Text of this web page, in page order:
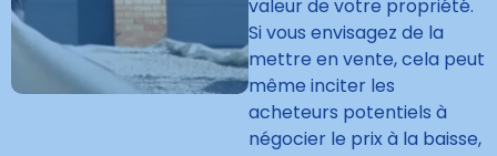
valeur de votre propriété.
Si vous envisagez de la
mettre en vente, cela peut
même inciter les
acheteurs potentiels à
négocier le prix à la baisse,